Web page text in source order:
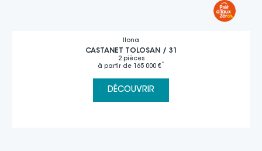
Ilona
CASTANET TOLOSAN / 31
2 pièces
à partir de 165 000 €*
DÉCOUVRIR